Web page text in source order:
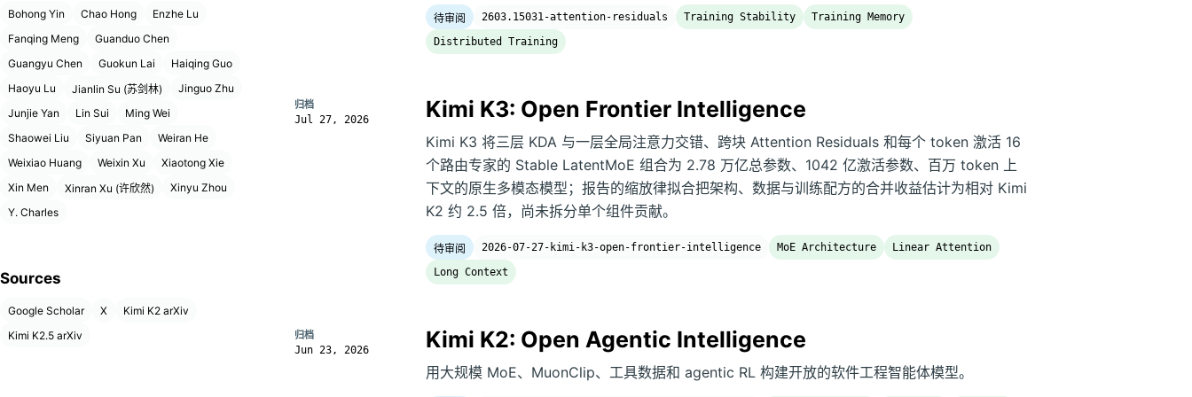
Bohong Yin Chao Hong
Enzhe Lu
Fanqing Meng
Guanduo Chen
Guangyu Chen
Guokun Lai
Haiqing Guo
Haoyu Lu
Jianlin Su (苏剑林)
Jinguo Zhu
Junjie Yan
Lin Sui
Ming Wei
Shaowei Liu
Siyuan Pan
Weiran He
Weixiao Huang
Weixin Xu
Xiaotong Xie
Xin Men
Xinran Xu (许欣然)
Xinyu Zhou
Y. Charles
Sources
Google Scholar X
Kimi K2 arXiv
Kimi K2.5 arXiv
待审阅 2603.15031-attention-residuals Training Stability
Training Memory
Distributed Training
归档
Jul 27, 2026 Kimi K3: Open Frontier Intelligence
Kimi K3 将三层 KDA 与一层全局注意力交错、跨块 Attention Residuals 和每个 token 激活 16
个路由专家的 Stable LatentMoE 组合为 2.78 万亿总参数、1042 亿激活参数、百万 token 上
下文的原生多模态模型；报告的缩放律拟合把架构、数据与训练配方的合并收益估计为相对 Kimi
K2 约 2.5 倍，尚未拆分单个组件贡献。
待审阅 2026-07-27-kimi-k3-open-frontier-intelligence MoE Architecture
Linear Attention
Long Context
归档
Jun 23, 2026 Kimi K2: Open Agentic Intelligence
用大规模 MoE、MuonClip、工具数据和 agentic RL 构建开放的软件工程智能体模型。